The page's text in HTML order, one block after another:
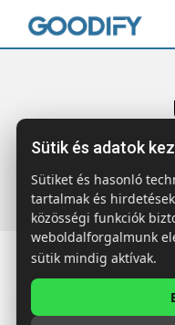
Főoldal Termékek
Sütik és adatok
Sütiket és hasonló
tartalmak és
közösségi funkciók
weboldalforgalmunk
sütik mindig aktívak.